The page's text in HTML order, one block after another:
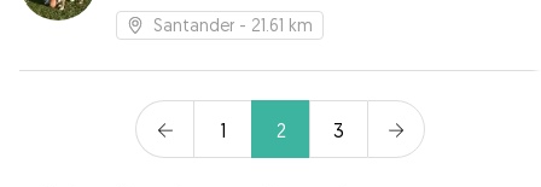
Santander - 21.61 km
1 2 3